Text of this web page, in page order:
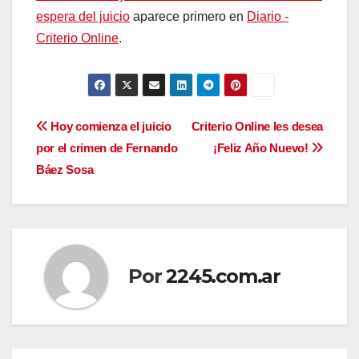
espera del juicio aparece primero en Diario -
Criterio Online.
Navegación
de
entradas
Criterio Online les desea
¡Feliz Año Nuevo!
Hoy comienza el juicio
por el crimen de Fernando
Báez Sosa
Por2245.com.ar